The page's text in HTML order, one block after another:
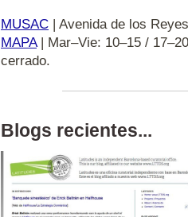
MUSAC | Avenida de los
MAPA| Mar–Vie: 10–15 /
cerrado.
Blogs recientes...